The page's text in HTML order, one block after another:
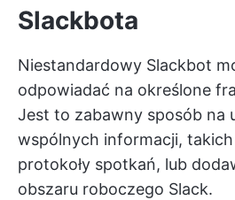
Slackbota
Niestandardowy Slackbot
odpowiadać na określone
Jest to zabawny sposób na
wspólnych informacji, takich
protokoły spotkań, lub
obszaru roboczego Slack.